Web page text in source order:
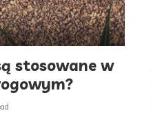
stosowane w